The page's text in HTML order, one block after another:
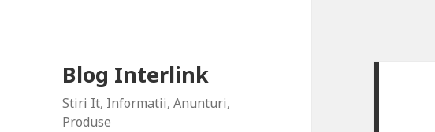
Blog Interlink
Stiri It, Informatii, Anunturi,
Produse